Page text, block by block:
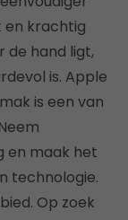
en krachtig
de hand ligt,
is. Apple
is een van
en maak het
technologie.
Op zoek